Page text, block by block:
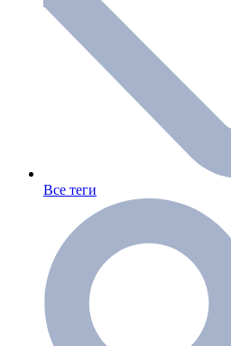
Все теги